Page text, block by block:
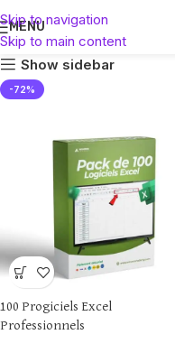
Skip to navigation
Skip to main content
MENU
Nos produits
Show sidebar
-72%
100 Progiciels Excel
Professionnels